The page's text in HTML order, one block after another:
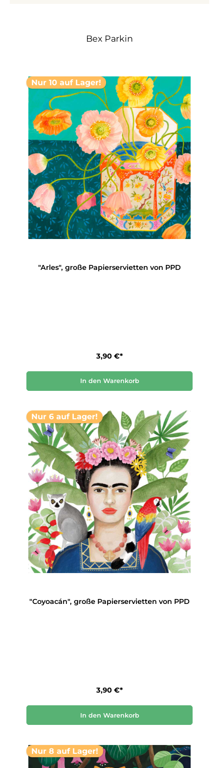
Bex Parkin
Nur 10 auf Lager!
"Arles", große Papierservietten von PPD
3,90 €*
In den Warenkorb
Nur 6 auf Lager!
"Coyoacán", große Papierservietten von PPD
3,90 €*
In den Warenkorb
Nur 8 auf Lager!